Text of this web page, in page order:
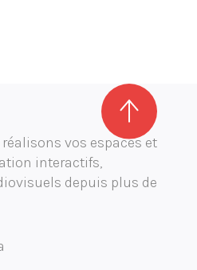
vos espaces et
interactifs,
depuis plus de